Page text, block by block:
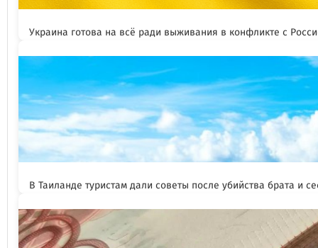
Украина готова на всё ради выживания в конфликте с
В Таиланде туристам дали советы после убийства брата и